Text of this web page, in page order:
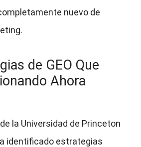
nuevo de
de GEO Que
Ahora
la Universidad de Princeton
identificado estrategias